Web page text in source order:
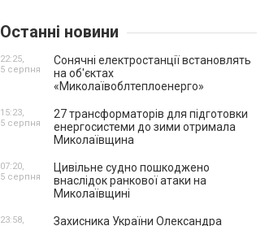
Останні новини
Сонячні електростанції встановлять
на об'єктах
«Миколаївоблтеплоенерго»
22:25,
5 серпня
27 трансформаторів для підготовки
енергосистеми до зими отримала
Миколаївщина
15:23,
5 серпня
Цивільне судно пошкоджено
внаслідок ранкової атаки на
Миколаївщині
07:20,
5 серпня
Захисника України Олександра
23:58,